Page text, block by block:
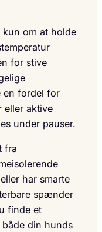
om at holde
for stive
fordel for
eller aktive
under pauser.
fra
har smarte
spænder
finde et
din hunds